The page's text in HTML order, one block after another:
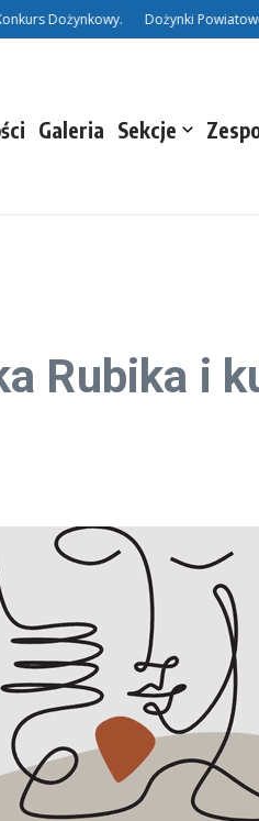
Dożynkowy. Dożynki Powiatowe
Galeria Sekcje
Rubika i